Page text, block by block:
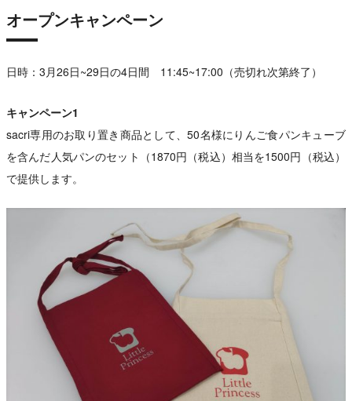
オープンキャンペーン
日時：3月26日~29日の4日間 11:45~17:00（売切れ次第終了）
キャンペーン1
sacri専用のお取り置き商品として、50名様にりんご食パンキューブ
を含んだ人気パンのセット（1870円（税込）相当を1500円（税込）
で提供します。